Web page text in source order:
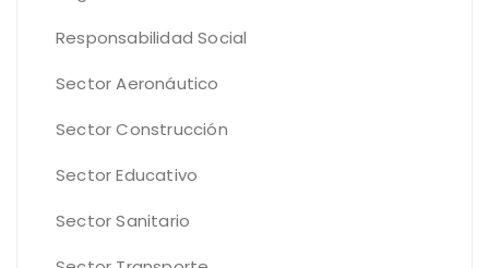
Responsabilidad Social
Sector Aeronáutico
Sector Construcción
Sector Educativo
Sector Sanitario